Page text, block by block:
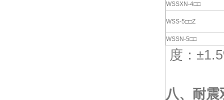
WSSXN-4□□
WSS-5□□Z
WSSN-5□□
度：
八、 耐震